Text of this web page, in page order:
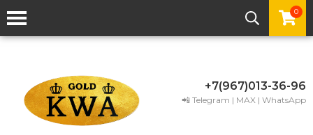
0
+7(967)013-36-96
📲 Telegram | MAX | WhatsApp